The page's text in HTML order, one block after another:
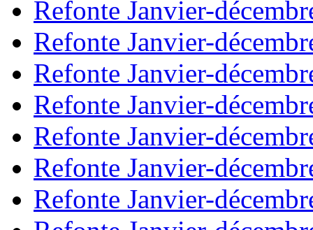
Refonte Janvier-
Refonte Janvier-
Refonte Janvier-
Refonte Janvier-
Refonte Janvier-
Refonte Janvier-
Refonte Janvier-